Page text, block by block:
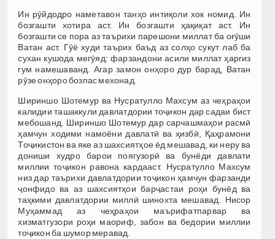
Ин рӯйдодро наметавон танҳо интиқоли хок номид. Ин
бозгашти хотира аст. Ин бозгашти ҳақиқат аст. Ин
бозгашти се пора аз таърихи парешони миллат ба оғӯши
Ватан аст. Гӯё худи таърих баъд аз солҳо сукут лаб ба
сухан кушода мегӯяд: фарзандони асили миллат ҳаргиз
гум намешаванд. Агар замон онҳоро дур барад, Ватан
рӯзе онҳоро бозпас мехонад.
Шириншо Шотемур ва Нусратулло Махсум аз чеҳраҳои
калидии ташаккули давлатдории тоҷикон дар садаи бист
мебошанд. Шириншо Шотемур дар сарчашмаҳои расмӣ
ҳамчун ходими намоёни давлатӣ ва ҳизбӣ, Қаҳрамони
Тоҷикистон ва яке аз шахсиятҳое ёд мешавад, ки неру ва
дониши худро барои поягузорӣ ва бунёди давлати
миллии тоҷикон равона кардааст. Нусратулло Махсум
низ дар таърихи давлатдории тоҷикон ҳамчун фарзанди
ҷонфидо ва аз шахсиятҳои барҷастаи роҳи бунёд ва
таҳкими давлатдории миллӣ шинохта мешавад. Нисор
Муҳаммад аз чеҳраҳои маърифатпарвар ва
хизматгузори роҳи маориф, забон ва бедории миллии
тоҷикон ба шумор меравад.